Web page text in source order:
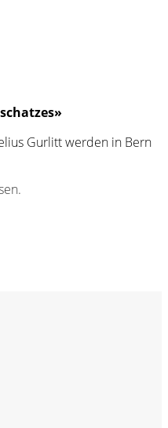
Gurlitt werden in Bern